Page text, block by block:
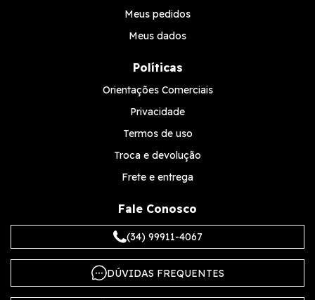
Meus pedidos
Meus dados
Políticas
Orientações Comerciais
Privacidade
Termos de uso
Troca e devolução
Frete e entrega
Fale Conosco
(34) 99911-4067
DÚVIDAS FREQUENTES